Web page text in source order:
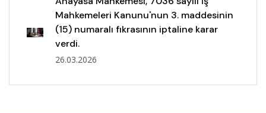
Mahkemeleri Kanunu'nun 3. maddesinin
(15) numaralı fıkrasının iptaline karar
verdi.
26.03.2026